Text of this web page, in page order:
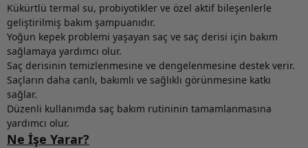
Kükürtlü termal su, probiyotikler ve özel aktif bileşenlerle
geliştirilmiş bakım şampuanıdır.
Yoğun kepek problemi yaşayan saç ve saç derisi için bakım
sağlamaya yardımcı olur.
Saç derisinin temizlenmesine ve dengelenmesine destek verir.
Saçların daha canlı, bakımlı ve sağlıklı görünmesine katkı
sağlar.
Düzenli kullanımda saç bakım rutininin tamamlanmasına
yardımcı olur.
Ne İşe Yarar?